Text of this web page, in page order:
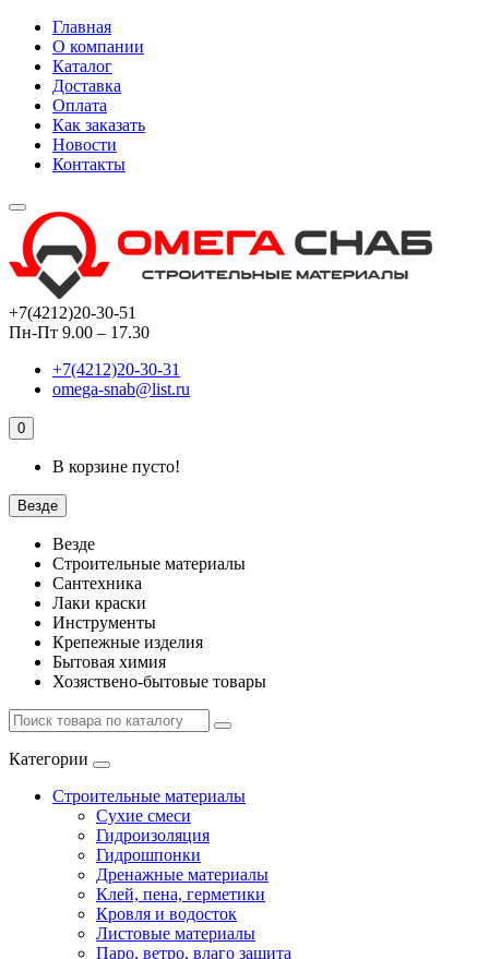
Главная
О компании
Каталог
Доставка
Оплата
Как заказать
Новости
Контакты
+7(4212)20-30-51
Пн-Пт 9.00 – 17.30
+7(4212)20-30-31
omega-snab@list.ru
0
В корзине пусто!
Везде
Везде
Строительные материалы
Сантехника
Лаки краски
Инструменты
Крепежные изделия
Бытовая химия
Хозяствено-бытовые товары
Категории
Строительные материалы
Сухие смеси
Гидроизоляция
Гидрошпонки
Дренажные материалы
Клей, пена, герметики
Кровля и водосток
Листовые материалы
Паро, ветро, влаго защита